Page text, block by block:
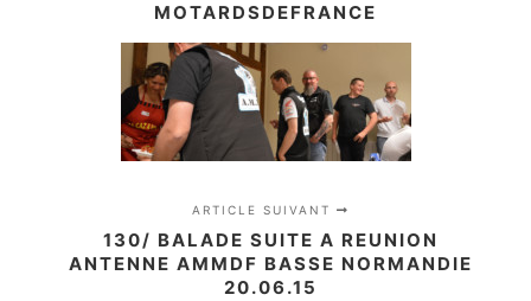
MOTARDSDEFRANCE
ARTICLE SUIVANT
130/ BALADE SUITE A REUNION
ANTENNE AMMDF BASSE NORMANDIE
20.06.15